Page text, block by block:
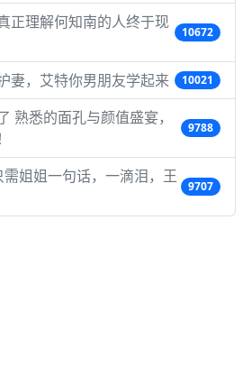
正理解何知南的人终于现
10672
妻，艾特你男朋友学起来 10021
熟悉的面孔与颜值盛宴，
9788
姐姐一句话，一滴泪，王
9707